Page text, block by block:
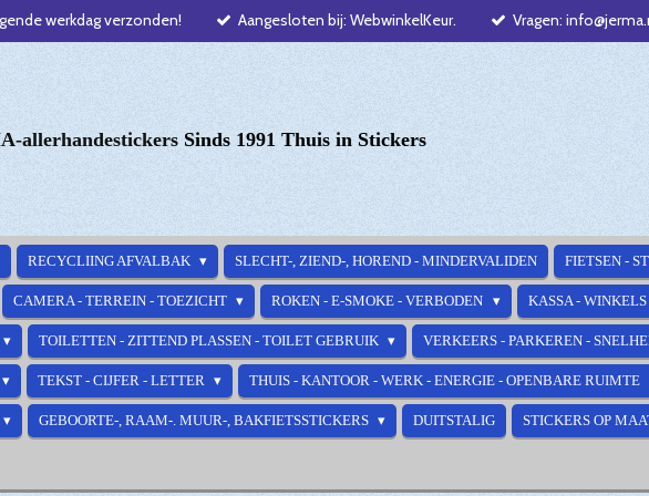
werkdag verzonden! Aangesloten bij: WebwinkelKeur. Vragen:
allerhandestickers Sinds 1991 Thuis in Stickers
RECYCLIING AFVALBAK SLECHT-, ZIEND-, HOREND - MINDERVALIDEN FIETSEN -
CAMERA - TERREIN - TOEZICHT ROKEN - E-SMOKE - VERBODEN KASSA -
TOILETTEN - ZITTEND PLASSEN - TOILET GEBRUIK VERKEERS - PARKEREN -
TEKST - CIJFER - LETTER THUIS - KANTOOR - WERK - ENERGIE - OPENBARE RUIMTE
GEBOORTE-, RAAM-. MUUR-, BAKFIETSSTICKERS DUITSTALIG STICKERS OP